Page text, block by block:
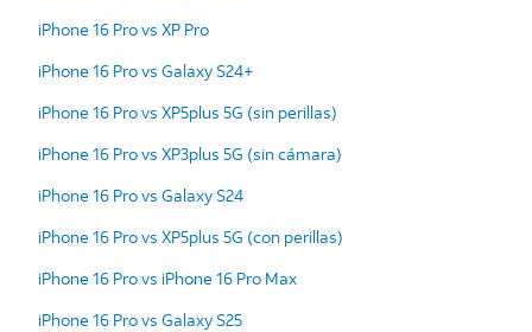
iPhone 16 Pro vs XP Pro
iPhone 16 Pro vs Galaxy S24+
iPhone 16 Pro vs XP5plus 5G (sin perillas)
iPhone 16 Pro vs XP3plus 5G (sin cámara)
iPhone 16 Pro vs Galaxy S24
iPhone 16 Pro vs XP5plus 5G (con perillas)
iPhone 16 Pro vs iPhone 16 Pro Max
iPhone 16 Pro vs Galaxy S25